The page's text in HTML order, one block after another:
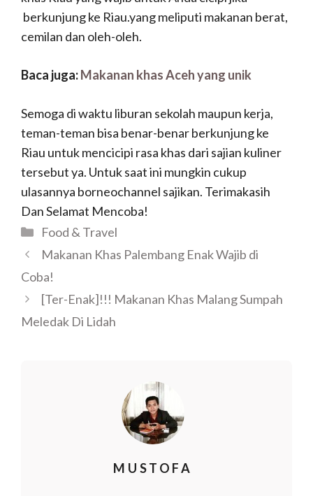
berkunjung ke Riau.yang meliputi makanan berat,
cemilan dan oleh-oleh.
Baca juga:Makanan khas Aceh yang unik
Semoga di waktu liburan sekolah maupun kerja,
teman-teman bisa benar-benar berkunjung ke
Riau untuk mencicipi rasa khas dari sajian kuliner
tersebut ya. Untuk saat ini mungkin cukup
ulasannya borneochannel sajikan. Terimakasih
Dan Selamat Mencoba!
Food & Travel
Makanan Khas Palembang Enak Wajib di
Coba!
[Ter-Enak]!!! Makanan Khas Malang Sumpah
Meledak Di Lidah
MUSTOFA